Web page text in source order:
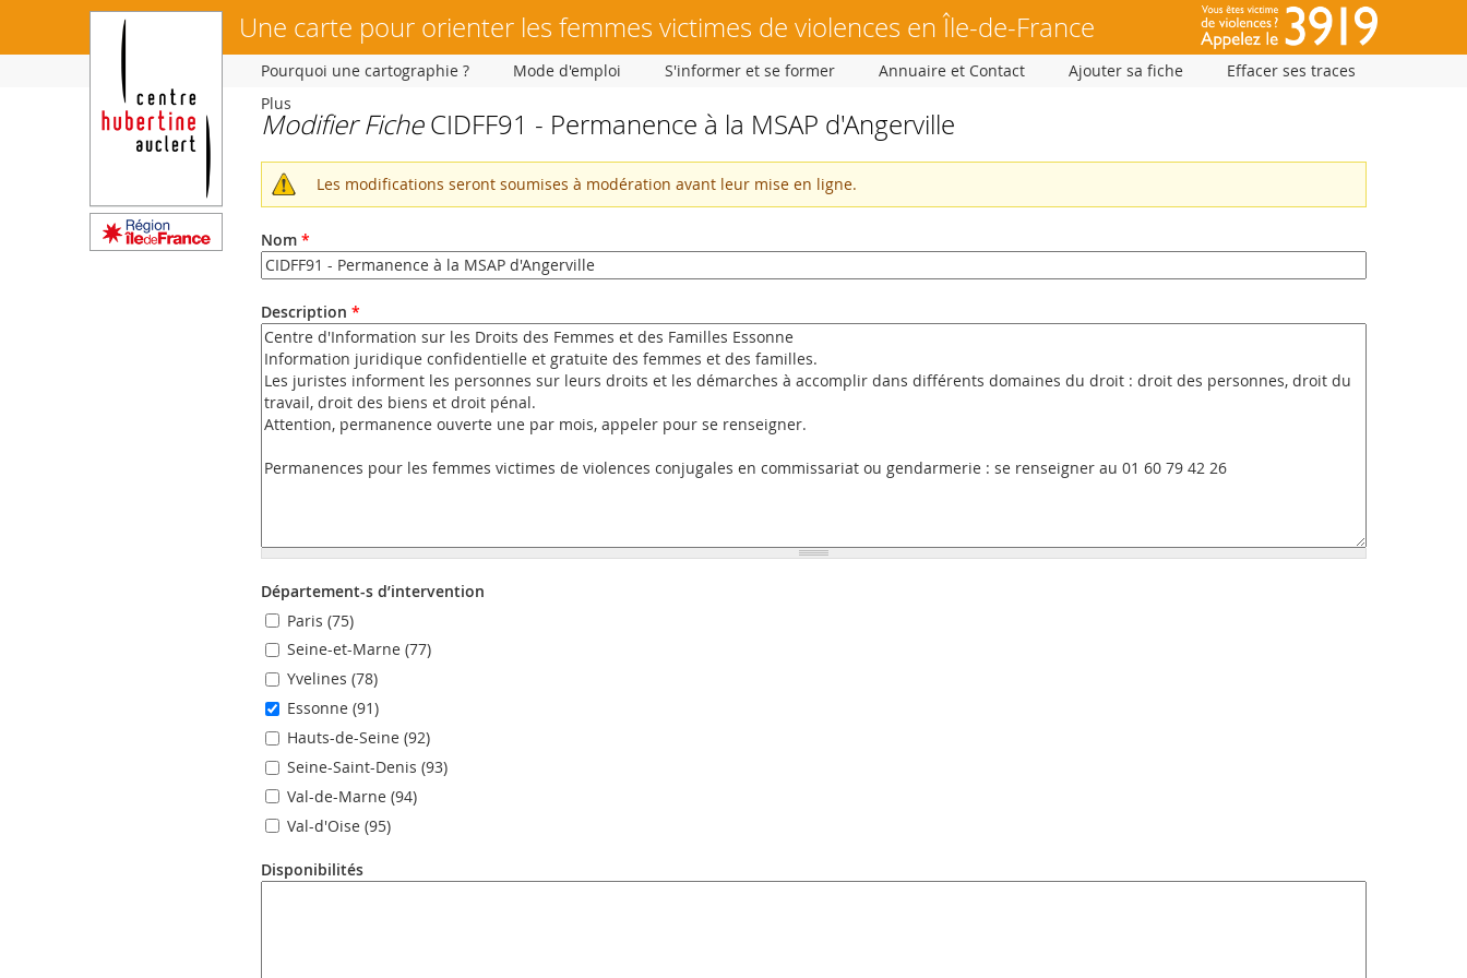
Une carte pour orienter les femmes victimes de violences en Île-de-France
Vous
êtes
ici
Modifier FicheCIDFF91 - Permanence à la MSAP d'Angerville
Message
Les modifications seront soumises à modération avant leur mise en ligne.
Nom *
Description *
Département-s d’intervention
Paris (75)
Seine-et-Marne (77)
Yvelines (78)
Essonne (91)
Hauts-de-Seine (92)
Seine-Saint-Denis (93)
Val-de-Marne (94)
Val-d'Oise (95)
Disponibilités
Pourquoi une cartographie ? Mode d'emploi S'informer et se former Annuaire et Contact Ajouter sa fiche
Effacer ses traces
Plus